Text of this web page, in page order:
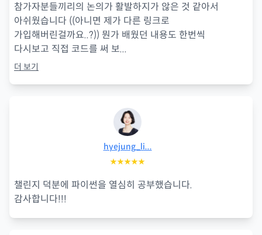
참가자분들끼리의 논의가 활발하지가 않은 것 같아서
아쉬웠습니다 ((아니면 제가 다른 링크로
가입해버린걸까요..?)) 뭔가 배웠던 내용도 한번씩
다시보고 직접 코드를 써 보...
더 보기
hyejung_li...
★★★★★
챌린지 덕분에 파이썬을 열심히 공부했습니다.
감사합니다!!!